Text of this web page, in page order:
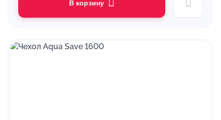
В корзину